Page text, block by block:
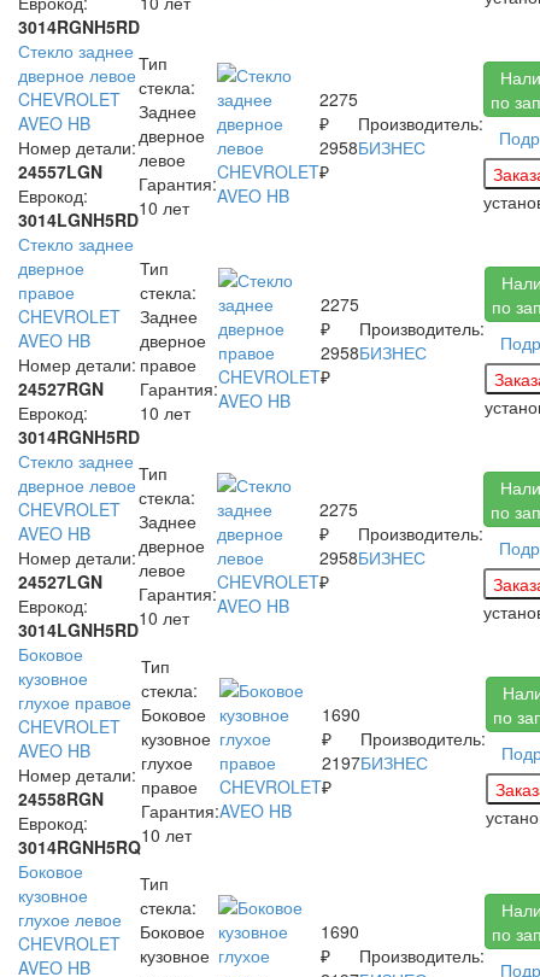
3014RGNH5RD
Стекло заднее
дверное левое
CHEVROLET
AVEO HB
Номер детали:
24557LGN
Еврокод:
3014LGNH5RD
Тип
стекла:
Заднее
дверное
левое
Гарантия:
10 лет
2275
₽
2958
₽
Производитель:
БИЗНЕС
по
Стекло заднее
дверное
правое
CHEVROLET
AVEO HB
Номер детали:
24527RGN
Еврокод:
3014RGNH5RD
Тип
стекла:
Заднее
дверное
правое
Гарантия:
10 лет
2275
₽
2958
₽
Производитель:
БИЗНЕС
по
Стекло заднее
дверное левое
CHEVROLET
AVEO HB
Номер детали:
24527LGN
Еврокод:
3014LGNH5RD
Тип
стекла:
Заднее
дверное
левое
Гарантия:
10 лет
2275
₽
2958
₽
Производитель:
БИЗНЕС
по
Боковое
кузовное
глухое правое
CHEVROLET
AVEO HB
Номер детали:
24558RGN
Еврокод:
3014RGNH5RQ
Тип
стекла:
Боковое
кузовное
глухое
правое
Гарантия:
10 лет
1690
₽
2197
₽
Производитель:
БИЗНЕС
по
Боковое
кузовное
глухое левое
CHEVROLET
AVEO HB
Тип
стекла:
Боковое
кузовное
1690
₽
Производитель:
по